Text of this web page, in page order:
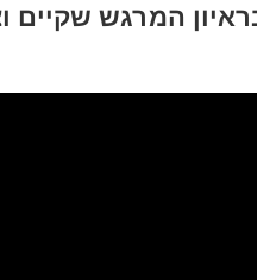
המרגש שקיים